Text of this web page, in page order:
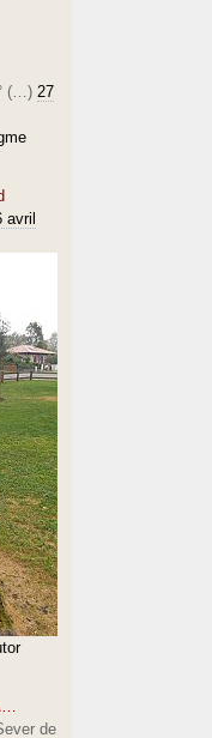
(…) 27
avril
de